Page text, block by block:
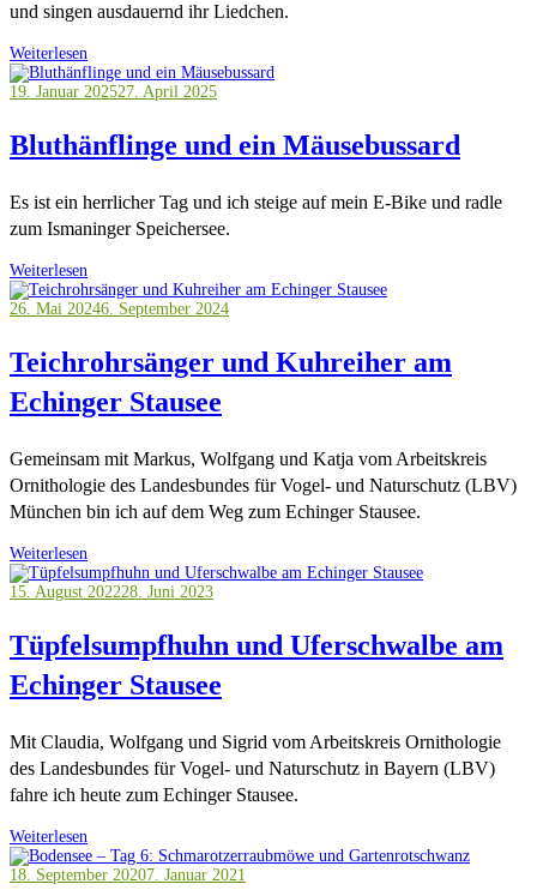
und singen ausdauernd ihr Liedchen.
Weiterlesen
19. Januar 202527. April 2025
Bluthänflinge und ein Mäusebussard
Es ist ein herrlicher Tag und ich steige auf mein E-Bike und radle
zum Ismaninger Speichersee.
Weiterlesen
26. Mai 20246. September 2024
Teichrohrsänger und Kuhreiher am
Echinger Stausee
Gemeinsam mit Markus, Wolfgang und Katja vom Arbeitskreis
Ornithologie des Landesbundes für Vogel- und Naturschutz (LBV)
München bin ich auf dem Weg zum Echinger Stausee.
Weiterlesen
15. August 202228. Juni 2023
Tüpfelsumpfhuhn und Uferschwalbe am
Echinger Stausee
Mit Claudia, Wolfgang und Sigrid vom Arbeitskreis Ornithologie
des Landesbundes für Vogel- und Naturschutz in Bayern (LBV)
fahre ich heute zum Echinger Stausee.
Weiterlesen
18. September 20207. Januar 2021